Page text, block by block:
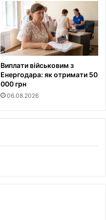
Виплати військовим з
Енергодара: як отримати 50
000 грн
06.08.2026